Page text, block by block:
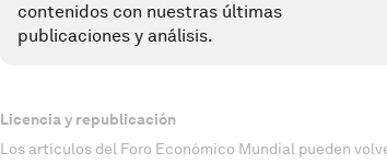
contenidos con nuestras últimas
publicaciones y análisis.
Licencia y republicación
Los artículos del Foro Económico Mundial pueden